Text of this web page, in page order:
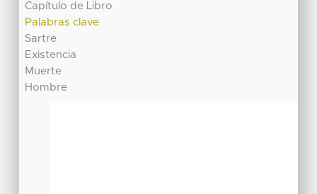
Capítulo de Libro
Palabras clave
Sartre
Existencia
Muerte
Hombre